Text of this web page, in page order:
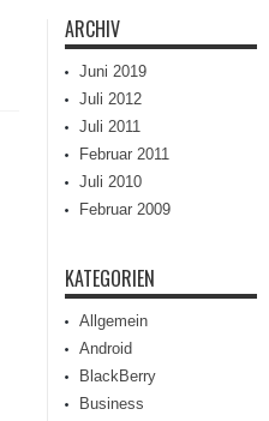
ARCHIV
Juni 2019
Juli 2012
Juli 2011
Februar 2011
Juli 2010
Februar 2009
KATEGORIEN
Allgemein
Android
BlackBerry
Business